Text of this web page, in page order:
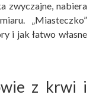
zwyczajne, nabiera
„Miasteczko”
i jak łatwo własne
z krwi i